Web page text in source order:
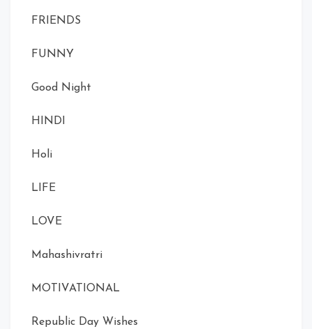
FRIENDS
FUNNY
Good Night
HINDI
Holi
LIFE
LOVE
Mahashivratri
MOTIVATIONAL
Republic Day Wishes